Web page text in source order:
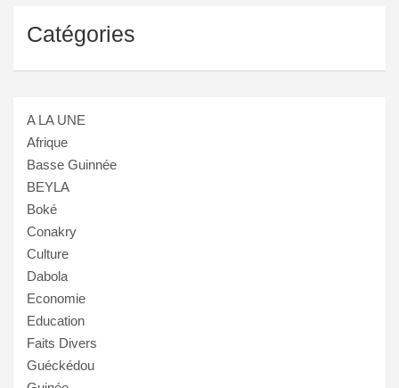
Catégories
A LA UNE
Afrique
Basse Guinnée
BEYLA
Boké
Conakry
Culture
Dabola
Economie
Education
Faits Divers
Guéckédou